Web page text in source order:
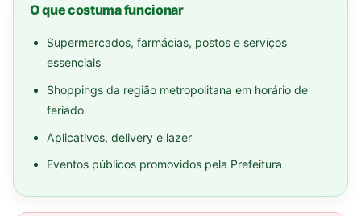
O que costuma funcionar
Supermercados, farmácias, postos e serviços
essenciais
Shoppings da região metropolitana em horário de
feriado
Aplicativos, delivery e lazer
Eventos públicos promovidos pela Prefeitura